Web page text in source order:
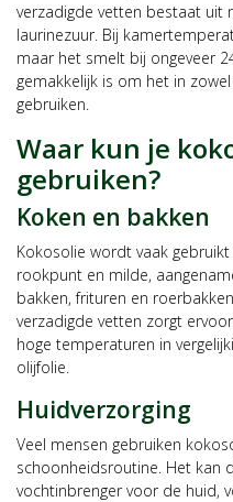
verzadigde vetten bestaat uit
laurinezuur. Bij
maar het smelt bij ongeveer
gemakkelijk is om het in
gebruiken.
Waar kun je
gebruiken?
Koken en bakken
Kokosolie wordt vaak
rookpunt en milde,
bakken, frituren en
verzadigde vetten zorgt
hoge temperaturen in
olijfolie.
Huidverzorging
Veel mensen gebruiken
schoonheidsroutine. Het kan
vochtinbrenger voor de huid,